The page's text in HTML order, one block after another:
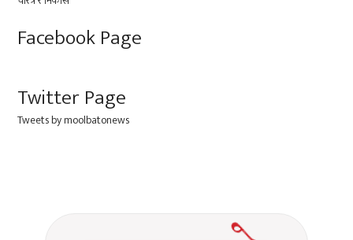
Facebook Page
Twitter Page
Tweets by moolbatonews